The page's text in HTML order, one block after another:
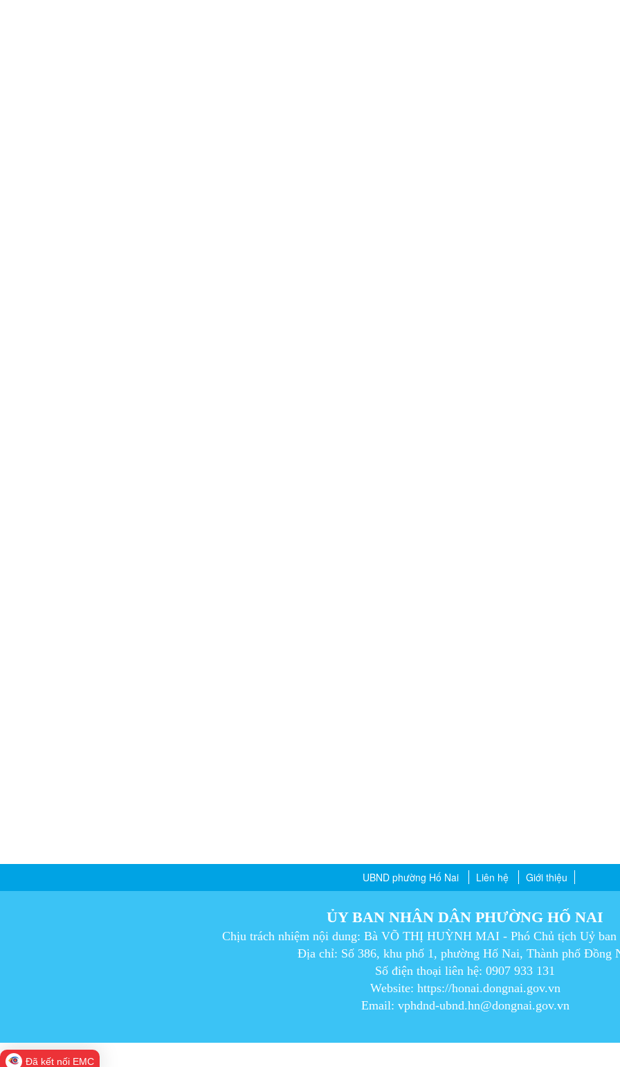
UBND phường Hố Nai Liên hệ Giới thiệu
ỦY BAN NHÂN DÂN PHƯỜNG HỐ NAI
Chịu trách nhiệm nội dung: Bà VÕ THỊ HUỲNH MAI - Phó Chủ tịch Uỷ ban
Địa chỉ: Số 386, khu phố 1, phường Hố Nai, Thành phố Đồng
Số điện thoại liên hệ: 0907 933 131
Website: https://honai.dongnai.gov.vn
Email: vphdnd-ubnd.hn@dongnai.gov.vn​
Đã kết nối EMC